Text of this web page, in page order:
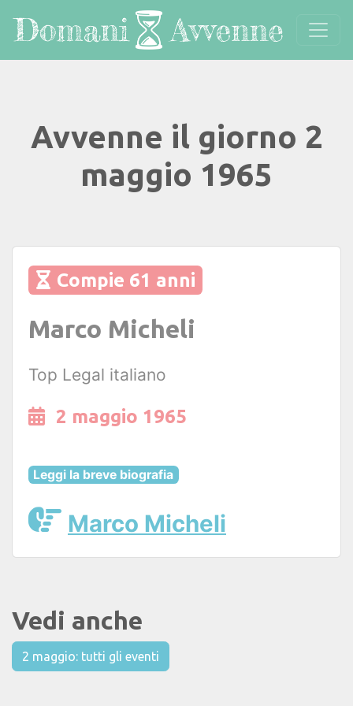
Avvenne il giorno 2
maggio 1965
Compie 61 anni
Marco Micheli
Top Legal italiano
2 maggio 1965
Leggi la breve biografia
Marco Micheli
Vedi anche
2 maggio: tutti gli eventi